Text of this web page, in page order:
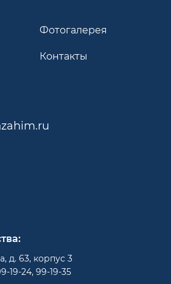
Фотогалерея
Контакты
д. 63, корпус 3
19-24, 99-19-35